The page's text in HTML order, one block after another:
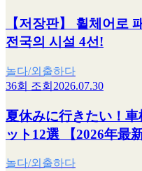
【저장판】 휠체어로
전국의 시설 4선!
놀다/외출하다
36회 조회 2026.07.30
夏休みに行きたい！
ット12選 【2026年最新
놀다/외출하다